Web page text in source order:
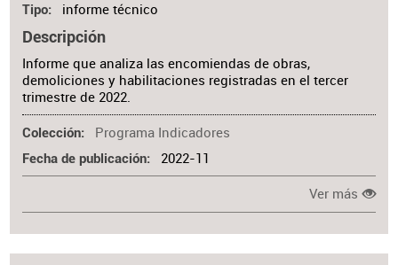
Tipo informe técnico
Descripción
Informe que analiza las encomiendas de obras,
demoliciones y habilitaciones registradas en el tercer
trimestre de 2022.
Colección Programa Indicadores
Fecha de publicación 2022-11
Ver más